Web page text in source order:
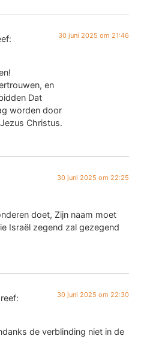
30 juni 2025 om 21:46
en
Dat
worden door
Christus.
30 juni 2025 om 22:25
doet, Zijn naam moet
Israël zegend zal gezegend
30 juni 2025 om 22:30
de verblinding niet in de